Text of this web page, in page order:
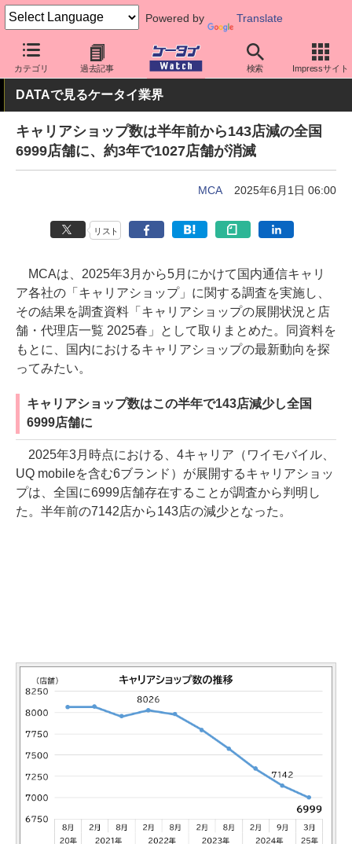
Powered by Translate
カテゴリ 過去記事 検索 Impressサイト
ケータイ Watch 業界動向 調査
DATAで見るケータイ業界
キャリアショップ数は半年前から143店減の全国
6999店舗に、約3年で1027店舗が消滅
MCA 2025年6月1日 06:00
リスト
MCAは、2025年3月から5月にかけて国内通信キャリ
ア各社の「キャリアショップ」に関する調査を実施し、
その結果を調査資料「キャリアショップの展開状況と店
舗・代理店一覧 2025春」として取りまとめた。同資料を
もとに、国内におけるキャリアショップの最新動向を探
ってみたい。
キャリアショップ数はこの半年で143店減少し全国
6999店舗に
2025年3月時点における、4キャリア（ワイモバイル、
UQ mobileを含む6ブランド）が展開するキャリアショッ
プは、全国に6999店舗存在することが調査から判明し
た。半年前の7142店から143店の減少となった。